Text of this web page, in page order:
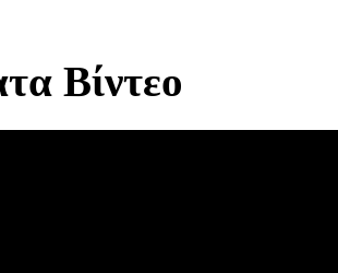
Βίντεο